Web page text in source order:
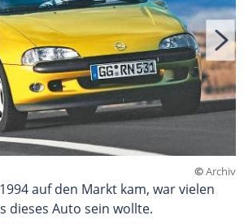
©Archiv
auf den Markt kam, war vielen
dieses Auto sein wollte.